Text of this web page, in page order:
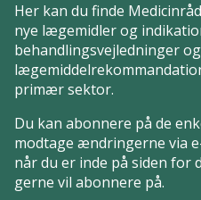
Her kan du finde
nye lægemidler og
behandlingsvejledninger og
primær sektor.
Du kan abonnere på de
modtage ændringerne via
når du er inde på siden for
gerne vil abonnere på.